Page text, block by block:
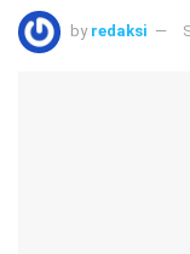
by redaksi